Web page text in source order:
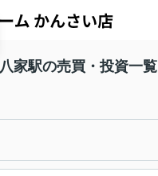
家駅の売買・投資一覧